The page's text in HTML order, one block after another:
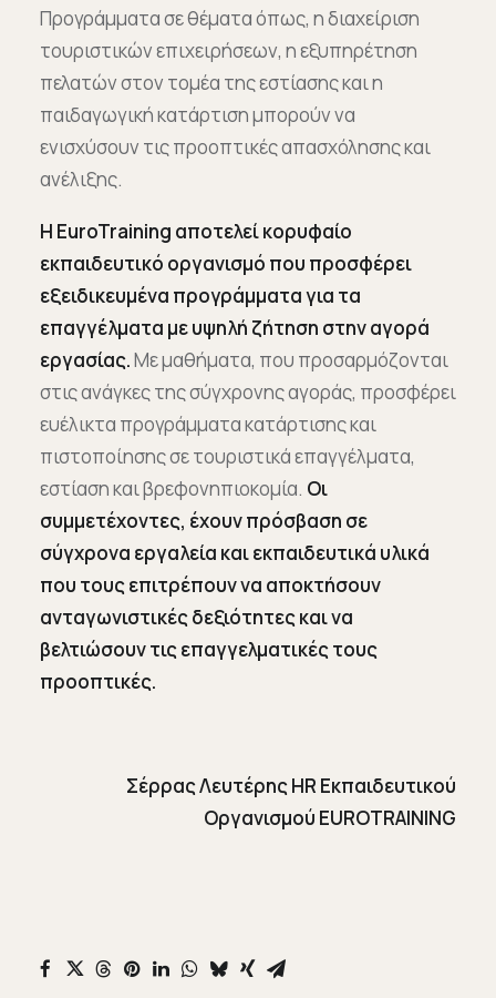
Προγράμματα σε θέματα όπως, η διαχείριση
τουριστικών επιχειρήσεων, η εξυπηρέτηση
πελατών στον τομέα της εστίασης και η
παιδαγωγική κατάρτιση μπορούν να
ενισχύσουν τις προοπτικές απασχόλησης και
ανέλιξης.
Η EuroTraining αποτελεί κορυφαίο
εκπαιδευτικό οργανισμό που προσφέρει
εξειδικευμένα προγράμματα για τα
επαγγέλματα με υψηλή ζήτηση στην αγορά
εργασίας.Με μαθήματα, που προσαρμόζονται
στις ανάγκες της σύγχρονης αγοράς, προσφέρει
ευέλικτα προγράμματα κατάρτισης και
πιστοποίησης σε τουριστικά επαγγέλματα,
εστίαση και βρεφονηπιοκομία. Οι
συμμετέχοντες, έχουν πρόσβαση σε
σύγχρονα εργαλεία και εκπαιδευτικά υλικά
που τους επιτρέπουν να αποκτήσουν
ανταγωνιστικές δεξιότητες και να
βελτιώσουν τις επαγγελματικές τους
προοπτικές.
Σέρρας Λευτέρης HR Εκπαιδευτικού
Οργανισμού EUROTRAINING